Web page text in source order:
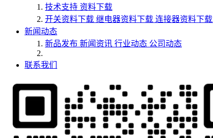
技术支持 资料下载
开关资料下载 继电器资料下载 连接器资料下载
新闻动态
新品发布 新闻资讯 行业动态 公司动态
联系我们